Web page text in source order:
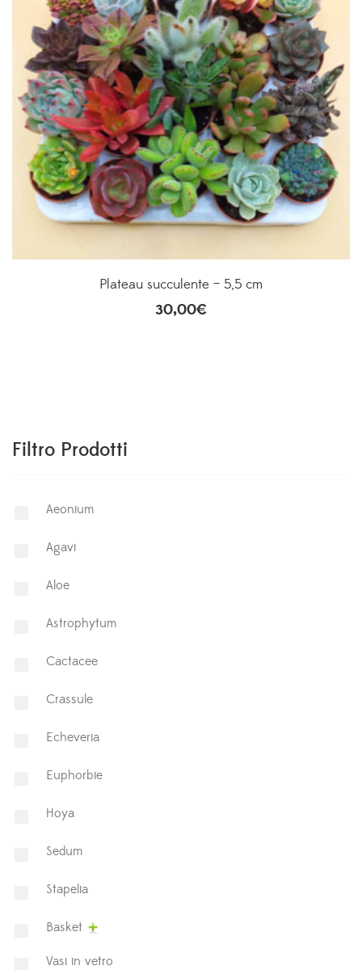
Plateau succulente – 5,5 cm
30,00€
Filtro Prodotti
Aeonium
Agavi
Aloe
Astrophytum
⁠Cactacee
⁠Crassule
Echeveria
Euphorbie
Hoya
⁠Sedum
Stapelia
Basket
Vasi in vetro